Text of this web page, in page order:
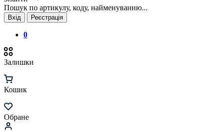
Пошук по артикулу, коду, найменуванню...
Вхід Реєстрація
0
Залишки
Кошик
Обране